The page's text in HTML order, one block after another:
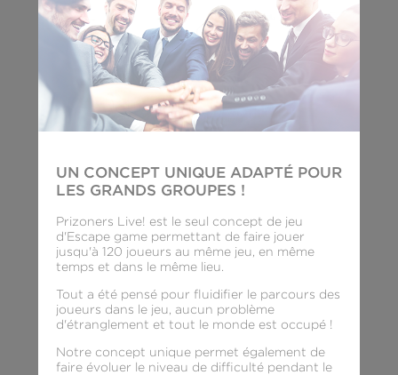
UN CONCEPT UNIQUE ADAPTÉ POUR
LES GRANDS GROUPES !
Prizoners Live! est le seul concept de jeu
d'Escape game permettant de faire jouer
jusqu'à 120 joueurs au même jeu, en même
temps et dans le même lieu.
Tout a été pensé pour fluidifier le parcours des
joueurs dans le jeu, aucun problème
d'étranglement et tout le monde est occupé !
Notre concept unique permet également de
faire évoluer le niveau de difficulté pendant le